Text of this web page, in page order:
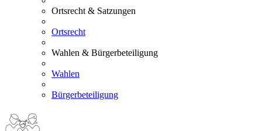
Ortsrecht & Satzungen
Ortsrecht
Wahlen & Bürgerbeteiligung
Wahlen
Bürgerbeteiligung